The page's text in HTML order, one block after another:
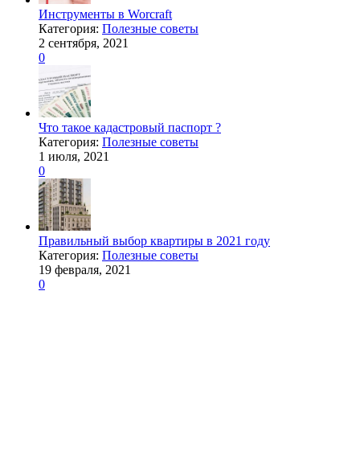
Инструменты в Worcraft
Категория: Полезные советы
2 сентября, 2021
0
Что такое кадастровый паспорт ?
Категория: Полезные советы
1 июля, 2021
0
Правильный выбор квартиры в 2021 году
Категория: Полезные советы
19 февраля, 2021
0